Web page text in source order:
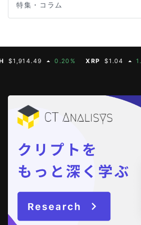
特集・コラム
0.20% XRP $1.04 1.80%